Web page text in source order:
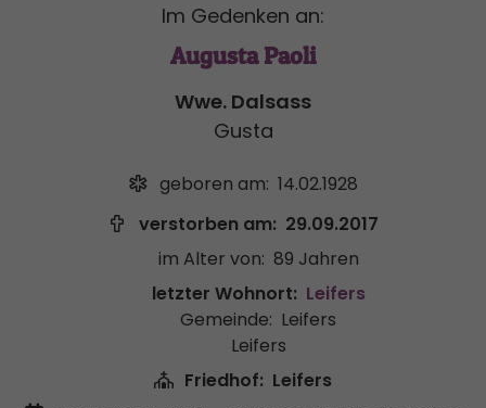
Im Gedenken an:
Augusta Paoli
Wwe. Dalsass
Gusta
geboren am: 14.02.1928
verstorben am: 29.09.2017
im Alter von: 89 Jahren
letzter Wohnort: Leifers
Gemeinde: Leifers
Leifers
Friedhof: Leifers